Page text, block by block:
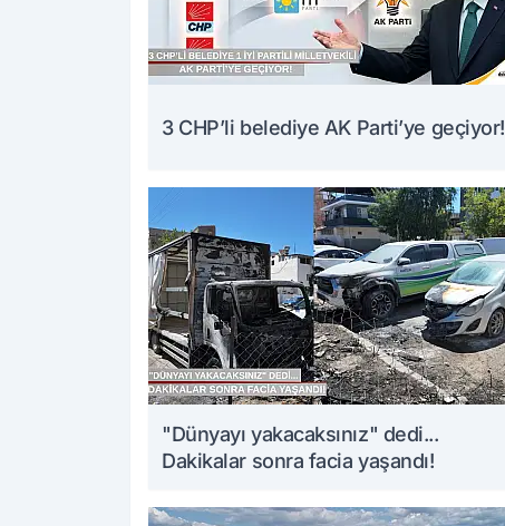
3 CHP’li belediye AK Parti’ye geçiyor!
"Dünyayı yakacaksınız" dedi...
Dakikalar sonra facia yaşandı!